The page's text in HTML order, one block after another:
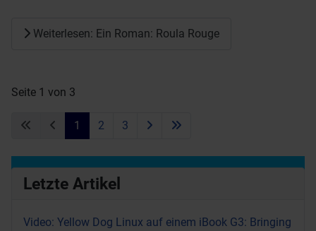
Weiterlesen: Ein Roman: Roula Rouge
Seite 1 von 3
1 2 3
Letzte Artikel
Video: Yellow Dog Linux auf einem iBook G3: Bringing